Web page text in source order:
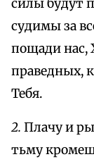
силы будут
судимы за
пощади нас,
праведных,
Тебя.
2. Плачу и
тьму